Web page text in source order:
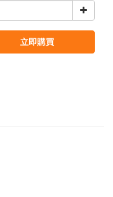
立即購買